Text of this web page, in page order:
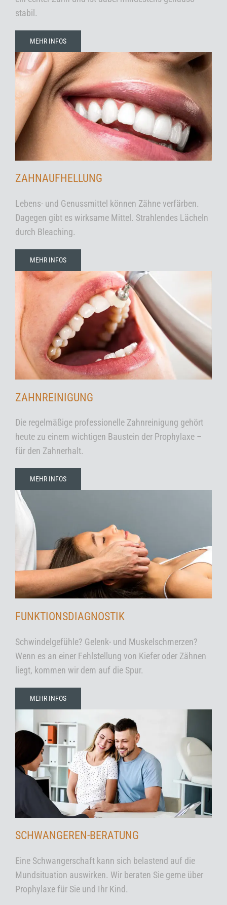
stabil.
MEHR INFOS
ZAHNAUFHELLUNG
Lebens- und Genussmittel können Zähne verfärben.
Dagegen gibt es wirksame Mittel. Strahlendes Lächeln
durch Bleaching.
MEHR INFOS
ZAHNREINIGUNG
Die regelmäßige professionelle Zahnreinigung gehört
heute zu einem wichtigen Baustein der Prophylaxe –
für den Zahnerhalt.
MEHR INFOS
FUNKTIONSDIAGNOSTIK
Schwindelgefühle? Gelenk- und Muskelschmerzen?
Wenn es an einer Fehlstellung von Kiefer oder Zähnen
liegt, kommen wir dem auf die Spur.
MEHR INFOS
SCHWANGEREN-BERATUNG
Eine Schwangerschaft kann sich belastend auf die
Mundsituation auswirken. Wir beraten Sie gerne über
Prophylaxe für Sie und Ihr Kind.